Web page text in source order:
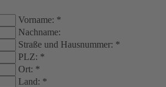
Vorname: *
Nachname:
Straße und Hausnummer: *
PLZ: *
Ort: *
Land: *